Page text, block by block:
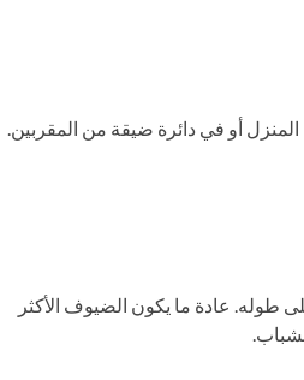
أو في دائرة ضيقة من المقربين.
طوله. عادة ما يكون الضيوف الأكثر